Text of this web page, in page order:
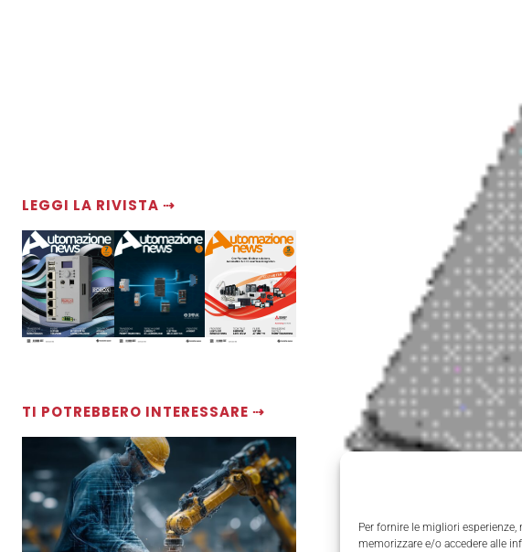
Per fornire le migliori
memorizzare e/o accedere alle
LEGGI LA RIVISTA ⇢
TI POTREBBERO INTERESSARE ⇢